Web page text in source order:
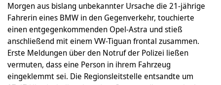
Morgen aus bislang unbekannter Ursache die 21-jährige
Fahrerin eines BMW in den Gegenverkehr, touchierte
einen entgegenkommenden Opel-Astra und stieß
anschließend mit einem VW-Tiguan frontal zusammen.
Erste Meldungen über den Notruf der Polizei ließen
vermuten, dass eine Person in ihrem Fahrzeug
eingeklemmt sei. Die Regionsleitstelle entsandte um